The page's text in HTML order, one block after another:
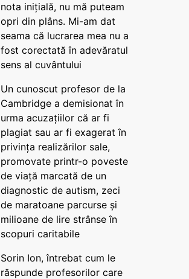
nota inițială, nu mă puteam
opri din plâns. Mi-am dat
seama că lucrarea mea nu a
fost corectată în adevăratul
sens al cuvântului
Un cunoscut profesor de la
Cambridge a demisionat în
urma acuzațiilor că ar fi
plagiat sau ar fi exagerat în
privința realizărilor sale,
promovate printr-o poveste
de viață marcată de un
diagnostic de autism, zeci
de maratoane parcurse și
milioane de lire strânse în
scopuri caritabile
Sorin Ion, întrebat cum le
răspunde profesorilor care